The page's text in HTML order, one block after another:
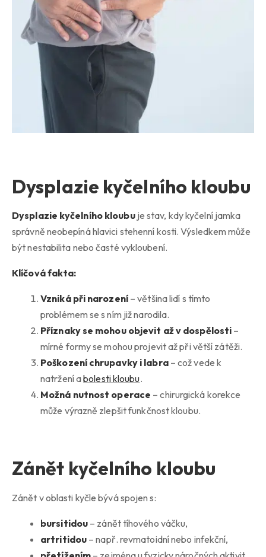
Dysplazie kyčelního kloubu
Dysplazie kyčelního kloubuje stav, kdy kyčelní jamka
správně neobepíná hlavici stehenní kosti. Výsledkem může
být nestabilita nebo časté vykloubení.
Klíčová fakta:
Vzniká při narození– většina lidí s tímto
problémem se s ním již narodila.
Příznaky se mohou objevit až v dospělosti –
mírné formy se mohou projevit až při větší zátěži.
Poškození chrupavky i labra– což vede k
natržení abolesti kloubu.
Možná nutnost operace – chirurgická korekce
může výrazně zlepšit funkčnost kloubu.
Zánět kyčelního kloubu
Zánět v oblasti kyčle bývá spojen s:
bursitidou – zánět tíhového váčku,
artritidou – např. revmatoidní nebo infekční,